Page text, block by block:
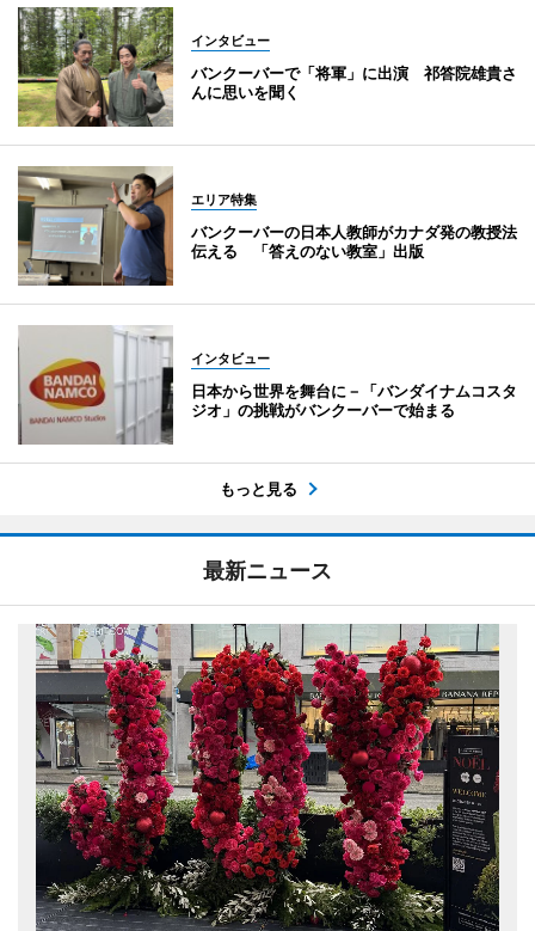
インタビュー
バンクーバーで「将軍」に出演 祁答院雄貴さ
んに思いを聞く
エリア特集
バンクーバーの日本人教師がカナダ発の教授法
伝える 「答えのない教室」出版
インタビュー
日本から世界を舞台に－「バンダイナムコスタ
ジオ」の挑戦がバンクーバーで始まる
もっと見る
最新ニュース